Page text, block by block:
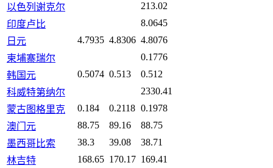
以色列谢克尔
213.02
印度卢比
8.0645
日元
4.7935 4.8306 4.8076
柬埔寨瑞尔
0.1776
韩国元
0.5074 0.513
0.512
科威特第纳尔
2330.41
蒙古图格里克
0.184 0.2118 0.1978
澳门元
88.75 89.16
88.75
墨西哥比索
38.3 39.08
38.71
林吉特
168.65 170.17 169.41